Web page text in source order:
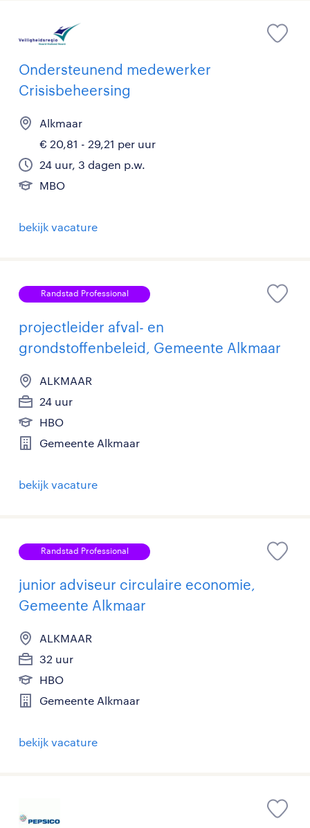
Ondersteunend medewerker
Crisisbeheersing
Alkmaar
€ 20,81 - 29,21 per uur
24 uur, 3 dagen p.w.
MBO
bekijk vacature
Randstad Professional
projectleider afval- en
grondstoffenbeleid, Gemeente Alkmaar
ALKMAAR
24 uur
HBO
Gemeente Alkmaar
bekijk vacature
Randstad Professional
junior adviseur circulaire economie,
Gemeente Alkmaar
ALKMAAR
32 uur
HBO
Gemeente Alkmaar
bekijk vacature